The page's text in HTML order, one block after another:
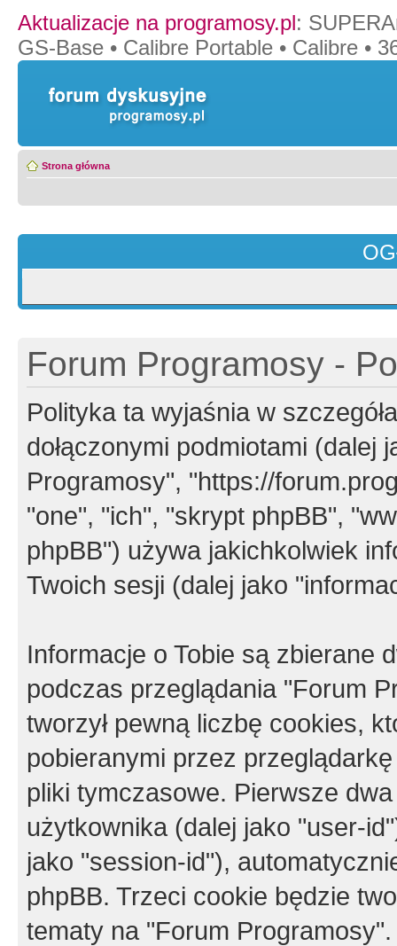
Aktualizacje na programosy.pl:
GS-Base • Calibre Portable • Calibre •
Strona główna
Forum Programosy -
Polityka ta wyjaśnia w
dołączonymi podmiotami (dalej
Programosy", "https://
"one", "ich", "skrypt phpBB",
phpBB") używa jakichkolwiek
Twoich sesji (dalej jako
Informacje o Tobie są zbierane
podczas przeglądania "Forum
tworzył pewną liczbę cookies,
pobieranymi przez
pliki tymczasowe. Pierwsze
użytkownika (dalej jako "user-
jako "session-id"),
phpBB. Trzeci cookie będzie
tematy na "Forum